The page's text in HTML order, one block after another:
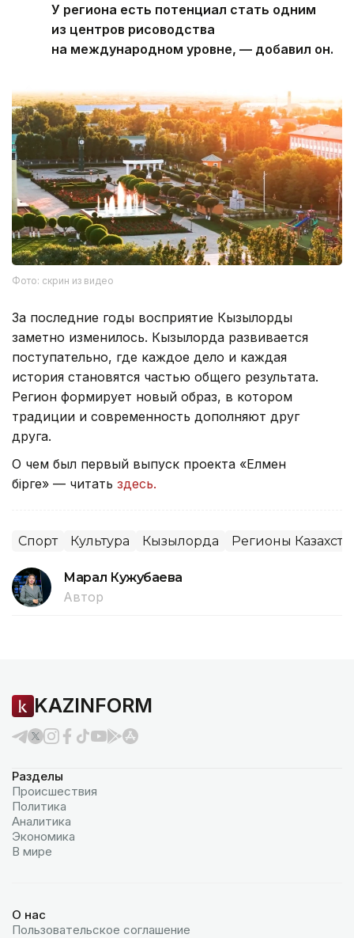
У региона есть потенциал стать одним
из центров рисоводства
на международном уровне, — добавил он.
Фото: скрин из видео
За последние годы восприятие Кызылорды
заметно изменилось. Кызылорда развивается
поступательно, где каждое дело и каждая
история становятся частью общего результата.
Регион формирует новый образ, в котором
традиции и современность дополняют друг
друга.
О чем был первый выпуск проекта «Елмен
бірге» — читать здесь.
Спорт Культура Кызылорда Регионы
Марал Кужубаева
Автор
KAZINFORM
Разделы
Происшествия
Политика
Аналитика
Экономика
В мире
О нас
Пользовательское соглашение